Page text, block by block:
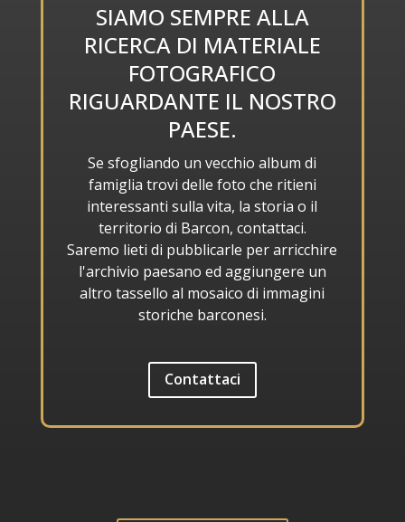
SIAMO SEMPRE ALLA
RICERCA DI MATERIALE
FOTOGRAFICO
RIGUARDANTE IL NOSTRO
PAESE.
Se sfogliando un vecchio album di
famiglia trovi delle foto che ritieni
interessanti sulla vita, la storia o il
territorio di Barcon, contattaci.
Saremo lieti di pubblicarle per arricchire
l'archivio paesano ed aggiungere un
altro tassello al mosaico di immagini
storiche barconesi.
Contattaci